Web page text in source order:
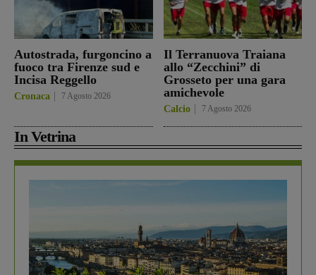
Autostrada, furgoncino a
fuoco tra Firenze sud e
Incisa Reggello
Cronaca 7 Agosto 2026
Il Terranuova Traiana
allo “Zecchini” di
Grosseto per una gara
amichevole
Calcio 7 Agosto 2026
In Vetrina